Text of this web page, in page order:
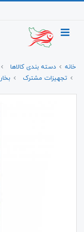
خانه دسته بندی کالاها
تجهیزات مشترک